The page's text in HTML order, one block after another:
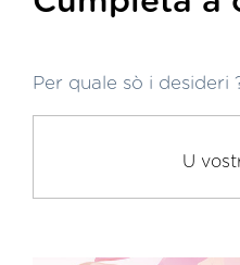
Per quale sò i desideri